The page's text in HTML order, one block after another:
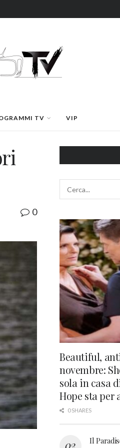
TV VIP
0
Beautiful,
novembre:
sola in casa
Hope sta per
0 SHARES
Il